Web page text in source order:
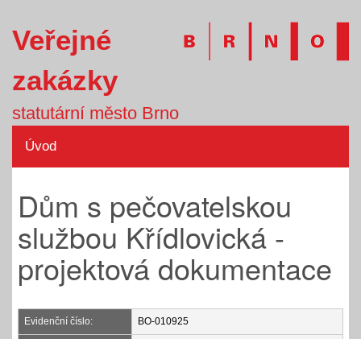
Veřejné
zakázky
statutární město Brno
Úvod
Dům s pečovatelskou
službou Křídlovická -
projektová dokumentace
Evidenční číslo: BO-010925